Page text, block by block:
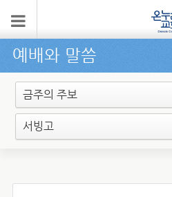
예배와 말씀
금주의 주보
서빙고